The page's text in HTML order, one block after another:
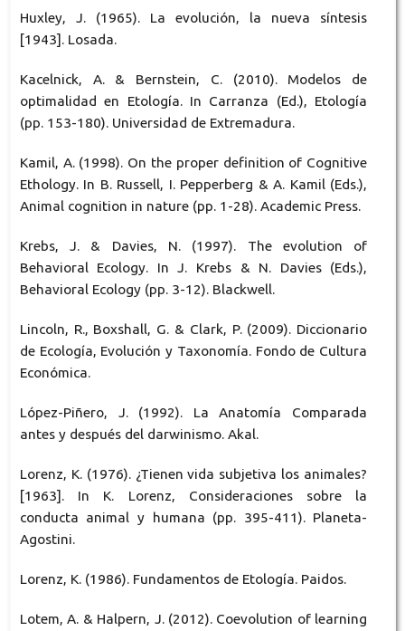
Huxley, J. (1965). La evolución, la nueva síntesis
[1943]. Losada.
Kacelnick, A. & Bernstein, C. (2010). Modelos de
optimalidad en Etología. In Carranza (Ed.), Etología
(pp. 153-180). Universidad de Extremadura.
Kamil, A. (1998). On the proper definition of Cognitive
Ethology. In B. Russell, I. Pepperberg & A. Kamil (Eds.),
Animal cognition in nature (pp. 1-28). Academic Press.
Krebs, J. & Davies, N. (1997). The evolution of
Behavioral Ecology. In J. Krebs & N. Davies (Eds.),
Behavioral Ecology (pp. 3-12). Blackwell.
Lincoln, R., Boxshall, G. & Clark, P. (2009). Diccionario
de Ecología, Evolución y Taxonomía. Fondo de Cultura
Económica.
López-Piñero, J. (1992). La Anatomía Comparada
antes y después del darwinismo. Akal.
Lorenz, K. (1976). ¿Tienen vida subjetiva los animales?
[1963]. In K. Lorenz, Consideraciones sobre la
conducta animal y humana (pp. 395-411). Planeta-
Agostini.
Lorenz, K. (1986). Fundamentos de Etología. Paidos.
Lotem, A. & Halpern, J. (2012). Coevolution of learning